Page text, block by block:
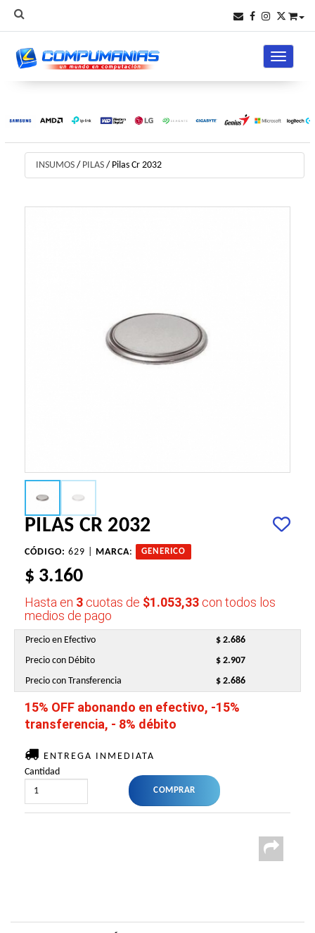
Toggle
INSUMOS / PILAS / Pilas Cr 2032
PILAS CR 2032
CÓDIGO: 629 | MARCA: GENERICO
$ 3.160
Hasta en 3 cuotas de $1.053,33 con todos los
medios de pago
Precio en Efectivo
$ 2.686
Precio con Débito
$ 2.907
Precio con Transferencia
$ 2.686
15% OFF abonando en efectivo, -15%
transferencia, - 8% débito
ENTREGA INMEDIATA
Cantidad